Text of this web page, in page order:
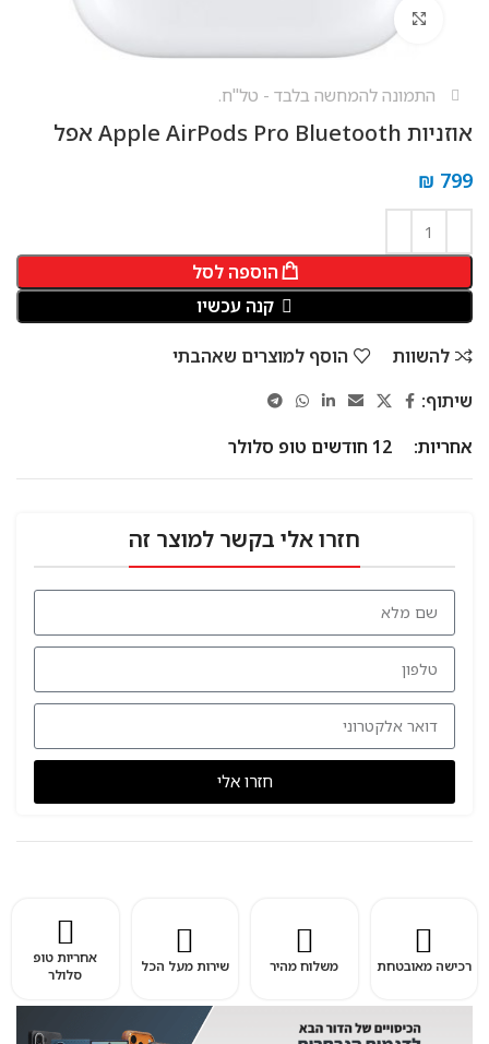
התמונה להמחשה בלבד - טל"ח.
אוזניות Apple AirPods Pro Bluetooth אפל
₪ 799
הוספה לסל
להשוות
הוסף למוצרים שאהבתי
שיתוף:
אחריות:
12 חודשים טופ סלולר
חזרו אלי בקשר למוצר זה
חזרו אלי
רכישה מאובטחת משלוח מהיר שירות מעל הכל
אחריות טופ
סלולר